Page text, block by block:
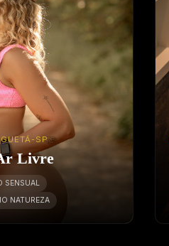
SP
Livre
SENSUAL
NATUREZA